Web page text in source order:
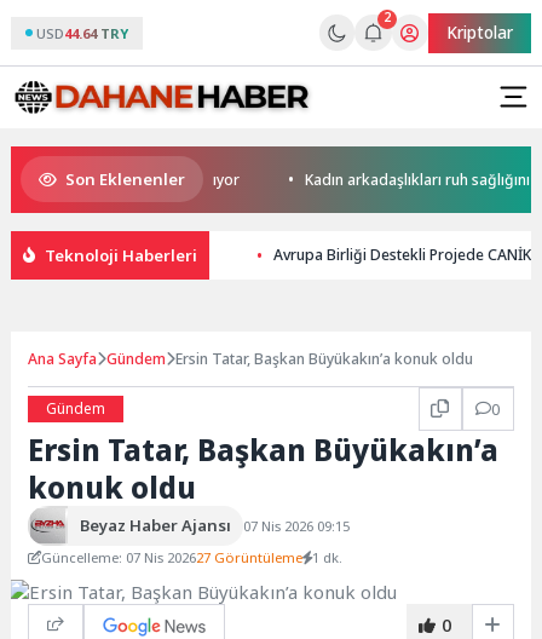
USD44.64 TRY
2
Kriptolar
Son Eklenenler
yerini yapay zekaya bırakıyor Kadın arkadaşlıkları ruh sağlığını
Teknoloji Haberleri Avrupa Birliği Destekli Projede
Ana Sayfa Gündem Ersin Tatar, Başkan Büyükakın’a konuk oldu
Gündem 0
Ersin Tatar, Başkan Büyükakın’a
konuk oldu
Beyaz Haber Ajansı
07 Nis 2026 09:15
Güncelleme: 07 Nis 202627 Görüntüleme 1 dk.
0